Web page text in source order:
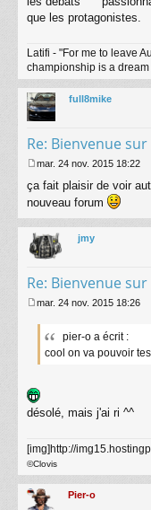
e
que les protagonistes.
Latifi - "For me to leave
championship is a
full8mike
Re: Bienvenue sur
e
s
a
g
e
mar. 24 nov. 2015 18:22
ça fait plaisir de voir
nouveau forum
jmy
Re: Bienvenue sur
e
a
e
mar. 24 nov. 2015 18:26
pier-o a écrit :
cool on va pouvoir
désolé, mais j'ai ri ^^
[img]http://
©Clovis
Pier-o